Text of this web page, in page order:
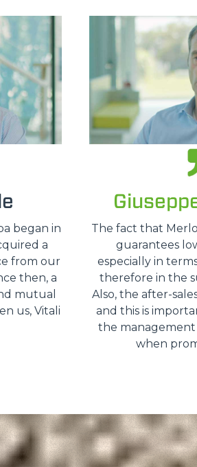
began in
a
from our
then, a
mutual
us, Vitali
The fact that
guarantees
especially in
therefore in the
Also, the after-
and this is
the
when